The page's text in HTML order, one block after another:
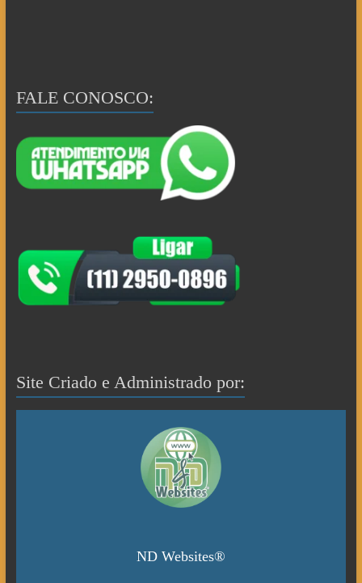
FALE CONOSCO:
Site Criado e Administrado por:
ND Websites®